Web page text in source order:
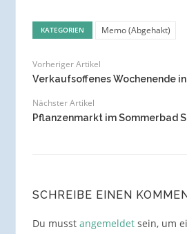
KATEGORIEN Memo (Abgehakt)
Vorheriger Artikel
Verkaufsoffenes Wochenende
Nächster Artikel
Pflanzenmarkt im Sommerbad
SCHREIBE EINEN
Du musst angemeldetsein, um